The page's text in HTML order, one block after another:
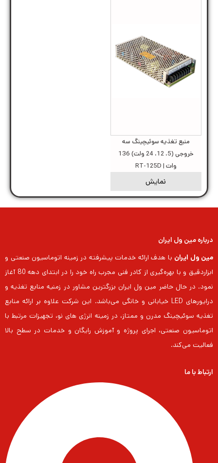
منبع تغذیه سوئیچینگ سه
خروجی (5، 12، 24 ولت) 136
وات | RT-125D
نمایش
درباره مین ول ایران
مین ول ایران با هدف ارائه خدمات پیشرفته در زمینه اتوماسیون صنعتی و
ابزاردقیق و با بهره‌گیری از کادر فنی مجرب راه خود را در ابتدای دهه 80 آغاز
نمود. در حال حاضر مین ول ایران بزرگترین مشاور در زمنیه منابع تغذیه و
درایورهای LED خیابانی و خانگی می‌باشد. این شرکت علاوه بر ارائه منابع
تغذیه سوئیچینگ مدرن و ممتاز، در زمینه انرژی های نو، تجهیزات مرتبط با
اتوماسیون صنعتی، اجرای پروژه و آموزش رایگان و خدمات در سطح بالا
فعالیت می‌کند.
ارتباط با ما